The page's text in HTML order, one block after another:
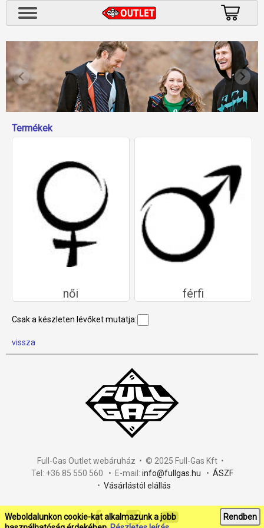
Weboldalunkon cookie-kat alkalmazunk a jobb
Rendben
Termékek
női férfi
Csak a készleten lévőket mutatja:
vissza
Full-Gas Outlet webáruház • © 2025 Full-Gas Kft •
Tel: +36 85 550 560 • E-mail: info@fullgas.hu • ÁSZF
• Vásárlástól elállás